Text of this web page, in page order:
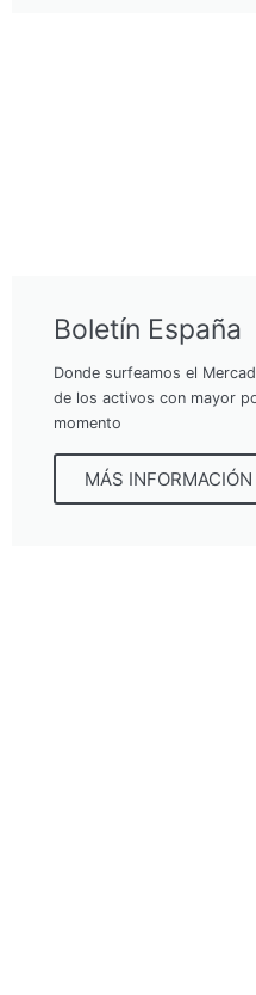
Boletín España
Donde surfeamos el
de los activos con mayor
momento
MÁS INFORMACIÓN